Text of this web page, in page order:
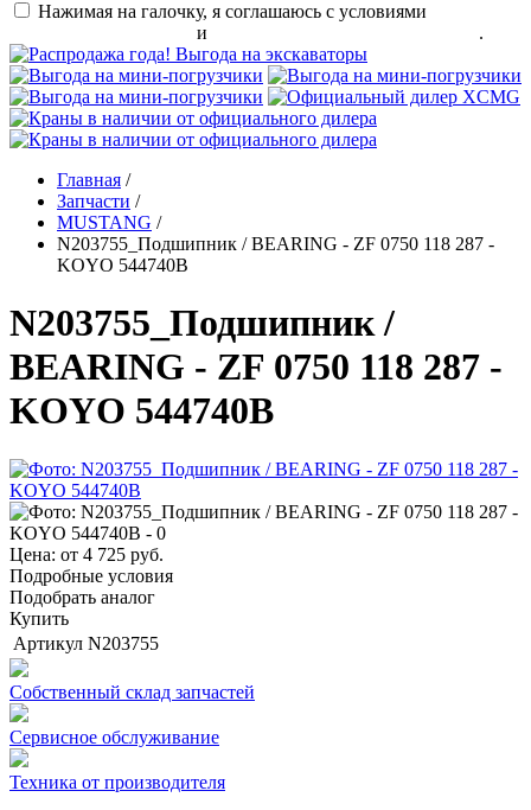
Нажимая на галочку, я соглашаюсь с условиями
и .
Главная /
Запчасти /
MUSTANG /
N203755_Подшипник / BEARING - ZF 0750 118 287 -
KOYO 544740B
N203755_Подшипник /
BEARING - ZF 0750 118 287 -
KOYO 544740B
Цена: от 4 725 руб.
Подробные условия
Подобрать аналог
Купить
Артикул N203755
Собственный склад запчастей
Сервисное обслуживание
Техника от производителя